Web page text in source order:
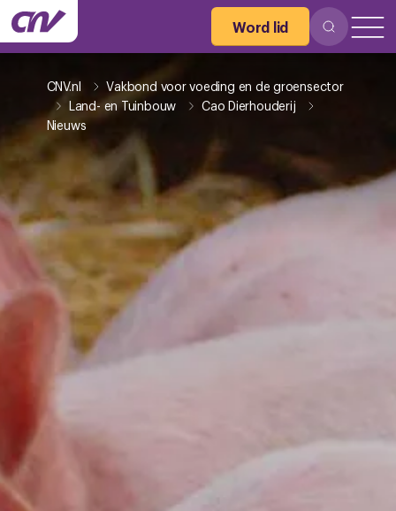
Word lid
CNV.nl
Vakbond voor voeding en de groensector
Land- en Tuinbouw
Cao Dierhouderij
Nieuws